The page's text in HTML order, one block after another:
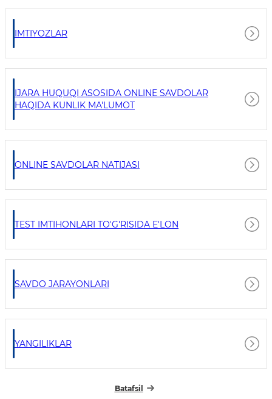
IMTIYOZLAR
IJARA HUQUQI ASOSIDA ONLINE SAVDOLAR
HAQIDA KUNLIK MA'LUMOT
ONLINE SAVDOLAR NATIJASI
TEST IMTIHONLARI TO'G'RISIDA E'LON
SAVDO JARAYONLARI
YANGILIKLAR
Batafsil